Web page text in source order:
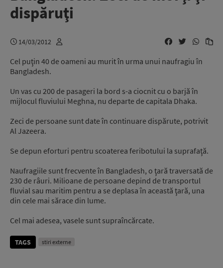
dispăruţi
14/03/2012
Cel puţin 40 de oameni au murit în urma unui naufragiu în
Bangladesh.
Un vas cu 200 de pasageri la bord s-a ciocnit cu o barjă în
mijlocul fluviului Meghna, nu departe de capitala Dhaka.
Zeci de persoane sunt date în continuare dispărute, potrivit
Al Jazeera.
Se depun eforturi pentru scoaterea feribotului la suprafaţă.
Naufragiile sunt frecvente în Bangladesh, o ţară traversată de
230 de râuri. Milioane de persoane depind de transportul
fluvial sau maritim pentru a se deplasa în această ţară, una
din cele mai sărace din lume.
Cel mai adesea, vasele sunt supraîncărcate.
TAGS stiri externe